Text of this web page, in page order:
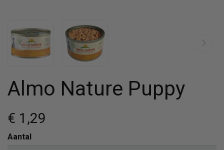
Almo Nature Puppy
€ 1 ,29
Aantal